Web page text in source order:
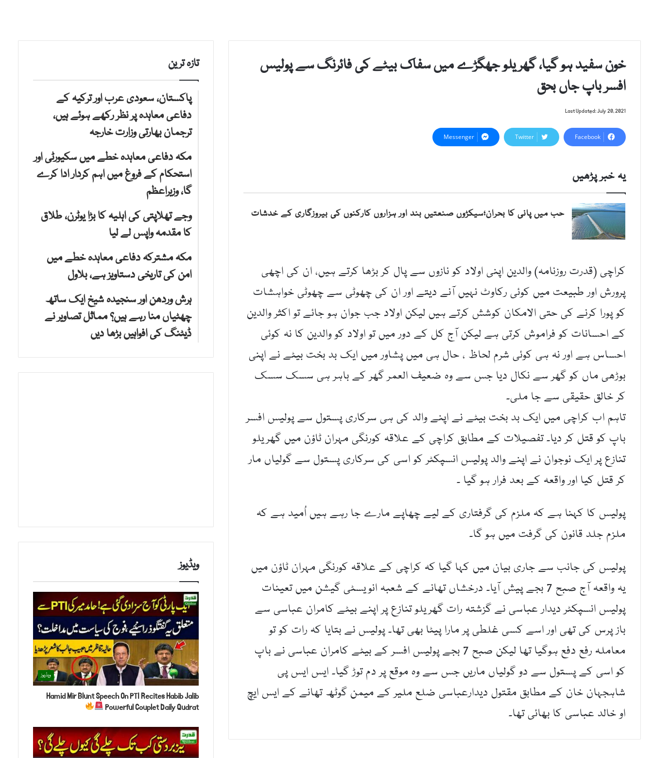
خون سفید ہو گیا، گھریلو جھگڑے میں سفاک بیٹے کی فائرنگ سے پولیس
افسر باپ جاں بحق
Last Updated: July 20, 2021
Facebook
Twitter
Messenger
یہ خبر پڑھیں
حب میں پانی کا بحران؛سیکڑوں صنعتیں بند اور ہزاروں کارکنوں کی بیروزگاری کے خدشات
کراچی (قدرت روزنامہ) والدین اپنی اولاد کو نازوں سے پال کر بڑھا کرتے ہیں، ان کی اچھی
پرورش اور طبیعت میں کوئی رکاوٹ نہیں آنے دیتے اور ان کی چھوٹی سے چھوٹی خواہشات
کو پورا کرنے کی حتی الامکان کوشش کرتے ہیں لیکن اولاد جب جوان ہو جائے تو اکثر والدین
کے احسانات کو فراموش کرتی ہے لیکن آج کل کے دور میں تو اولاد کو والدین کا نہ کوئی
احساس ہے اور نہ ہی کوئی شرم لحاظ ، حال ہی میں پشاور میں ایک بد بخت بیٹے نے اپنی
بوڑھی ماں کو گھر سے نکال دیا جس سے وہ ضعیف العمر گھر کے باہر ہی سسک سسک
کر خالق حقیقی سے جا ملی۔
تاہم اب کراچی میں ایک بد بخت بیٹے نے اپنے والد کی ہی سرکاری پستول سے پولیس افسر
باپ کو قتل کر دیا۔ تفصیلات کے مطابق کراچی کے علاقہ کورنگی مہران ٹاؤن میں گھریلو
تنازع پر ایک نوجوان نے اپنے والد پولیس انسپکٹر کو اسی کی سرکاری پستول سے گولیاں مار
کر قتل کیا اور واقعہ کے بعد فرار ہو گیا ۔
پولیس کا کہنا ہے کہ ملزم کی گرفتاری کے لیے چھاپے مارے جا رہے ہیں اُمید ہے کہ
ملزم جلد قانون کی گرفت میں ہو گا۔
پولیس کی جانب سے جاری بیان میں کہا گیا کہ کراچی کے علاقہ کورنگی مہران ٹاؤن میں
یہ واقعہ آج صبح 7 بجے پیش آیا۔ درخشاں تھانے کے شعبہ انویسٹی گیشن میں تعینات
پولیس انسپکٹر دیدار عباسی نے گزشتہ رات گھریلو تنازع پر اپنے بیٹے کامران عباسی سے
باز پرس کی تھی اور اسے کسی غلطی پر مارا پیٹا بھی تھا۔ پولیس نے بتایا کہ رات کو تو
معاملہ رفع دفع ہوگیا تھا لیکن صبح 7 بجے پولیس افسر کے بیٹے کامران عباسی نے باپ
کو اسی کے پستول سے دو گولیاں ماریں جس سے وہ موقع پر دم توڑ گیا۔ ایس ایس پی
شاہجہان خان کے مطابق مقتول دیدارعباسی ضلع ملیر کے میمن گوٹھ تھانے کے ایس ایچ
او خالد عباسی کا بھائی تھا۔
تازہ ترین
پاکستان، سعودی عرب اور ترکیہ کے
دفاعی معاہدہ پر نظر رکھے ہوئے ہیں،
ترجمان بھارتی وزارت خارجہ
مکہ دفاعی معاہدہ خطے میں سکیورٹی اور
استحکام کے فروغ میں اہم کردار ادا کرے
گا، وزیراعظم
وجے تھلاپتی کی اہلیہ کا بڑا یوٹرن، طلاق
کا مقدمہ واپس لے لیا
مکہ مشترکہ دفاعی معاہدہ خطے میں
امن کی تاریخی دستاویز ہے، بلاول
ہرش وردھن اور سنجیدہ شیخ ایک ساتھ
چھٹیاں منا رہے ہیں؟ مماثل تصاویر نے
ڈیٹنگ کی افواہیں بڑھا دیں
ویڈیوز
ویڈیوز
Hamid Mir Blunt Speech On PTI Recites Habib Jalib
Powerful Couplet Daily Qudrat